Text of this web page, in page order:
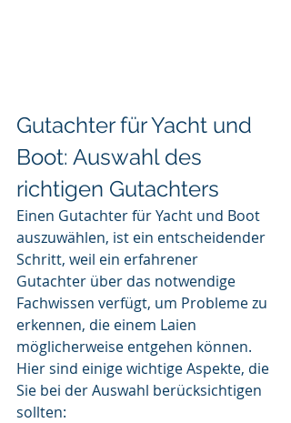
Gutachter für Yacht und
Boot: Auswahl des
richtigen Gutachters
Einen Gutachter für Yacht und Boot
auszuwählen, ist ein entscheidender
Schritt, weil ein erfahrener
Gutachter über das notwendige
Fachwissen verfügt, um Probleme zu
erkennen, die einem Laien
möglicherweise entgehen können.
Hier sind einige wichtige Aspekte, die
Sie bei der Auswahl berücksichtigen
sollten: